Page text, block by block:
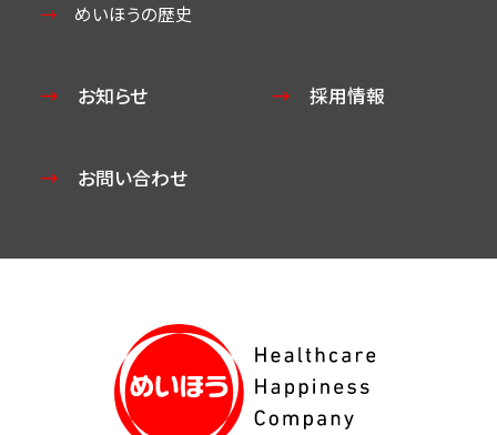
めいほうの歴史
お知らせ 採用情報
お問い合わせ